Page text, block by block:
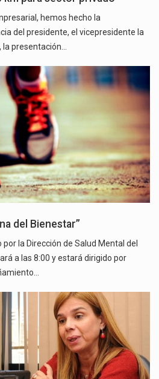
hemos hecho la
del presidente, el vicepresidente la
presentación…
del Bienestar”
la Dirección de Salud Mental del
a las 8:00 y estará dirigido por